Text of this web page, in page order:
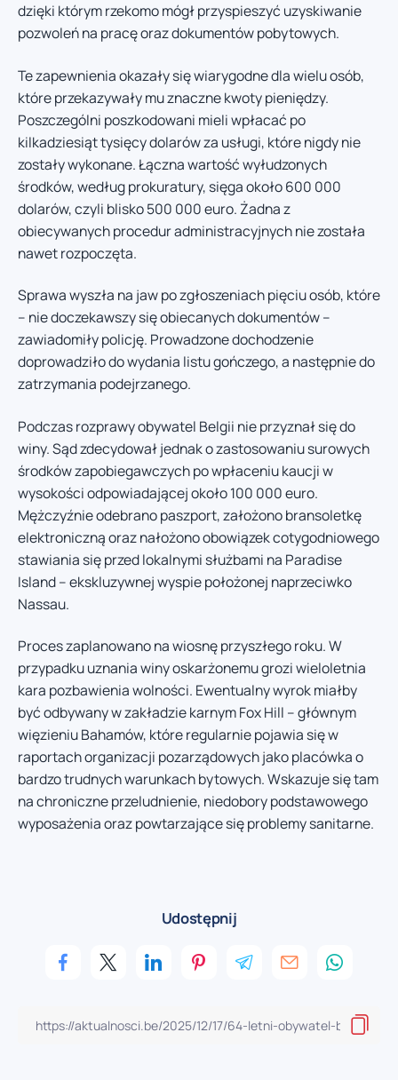
dzięki którym rzekomo mógł przyspieszyć uzyskiwanie
pozwoleń na pracę oraz dokumentów pobytowych.
Te zapewnienia okazały się wiarygodne dla wielu osób,
które przekazywały mu znaczne kwoty pieniędzy.
Poszczególni poszkodowani mieli wpłacać po
kilkadziesiąt tysięcy dolarów za usługi, które nigdy nie
zostały wykonane. Łączna wartość wyłudzonych
środków, według prokuratury, sięga około 600 000
dolarów, czyli blisko 500 000 euro. Żadna z
obiecywanych procedur administracyjnych nie została
nawet rozpoczęta.
Sprawa wyszła na jaw po zgłoszeniach pięciu osób, które
– nie doczekawszy się obiecanych dokumentów –
zawiadomiły policję. Prowadzone dochodzenie
doprowadziło do wydania listu gończego, a następnie do
zatrzymania podejrzanego.
Podczas rozprawy obywatel Belgii nie przyznał się do
winy. Sąd zdecydował jednak o zastosowaniu surowych
środków zapobiegawczych po wpłaceniu kaucji w
wysokości odpowiadającej około 100 000 euro.
Mężczyźnie odebrano paszport, założono bransoletkę
elektroniczną oraz nałożono obowiązek cotygodniowego
stawiania się przed lokalnymi służbami na Paradise
Island – ekskluzywnej wyspie położonej naprzeciwko
Nassau.
Proces zaplanowano na wiosnę przyszłego roku. W
przypadku uznania winy oskarżonemu grozi wieloletnia
kara pozbawienia wolności. Ewentualny wyrok miałby
być odbywany w zakładzie karnym Fox Hill – głównym
więzieniu Bahamów, które regularnie pojawia się w
raportach organizacji pozarządowych jako placówka o
bardzo trudnych warunkach bytowych. Wskazuje się tam
na chroniczne przeludnienie, niedobory podstawowego
wyposażenia oraz powtarzające się problemy sanitarne.
Udostępnij